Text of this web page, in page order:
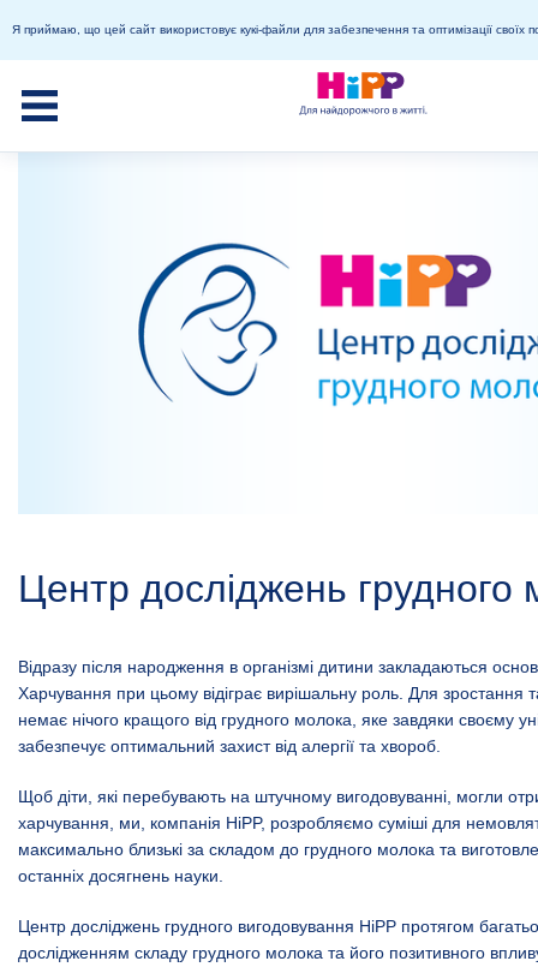
Я приймаю, що цей сайт використовує кукі-файли для забезпечення та оптимізації своїх
Центр досліджень грудного
Відразу після народження в організмі дитини закладаються
Харчування при цьому відіграє вирішальну роль. Для зростання
немає нічого кращого від грудного молока, яке завдяки своєму
забезпечує оптимальний захист від алергії та хвороб.
Щоб діти, які перебувають на штучному вигодовуванні, могли
харчування, ми, компанія HiPP, розробляємо суміші для
максимально близькі за складом до грудного молока та
останніх досягнень науки.
Центр досліджень грудного вигодовування HiPP протягом
дослідженням складу грудного молока та його позитивного